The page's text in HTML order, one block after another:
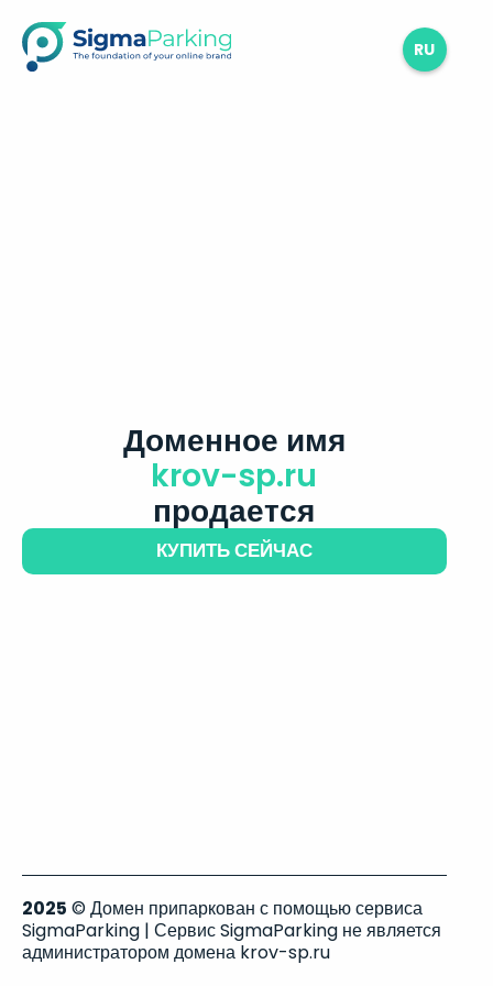
RU
Доменное имя
krov-sp.ru
продается
КУПИТЬ СЕЙЧАС
2025 © Домен припаркован с помощью сервиса
SigmaParking | Сервис SigmaParking не является
администратором домена krov-sp.ru